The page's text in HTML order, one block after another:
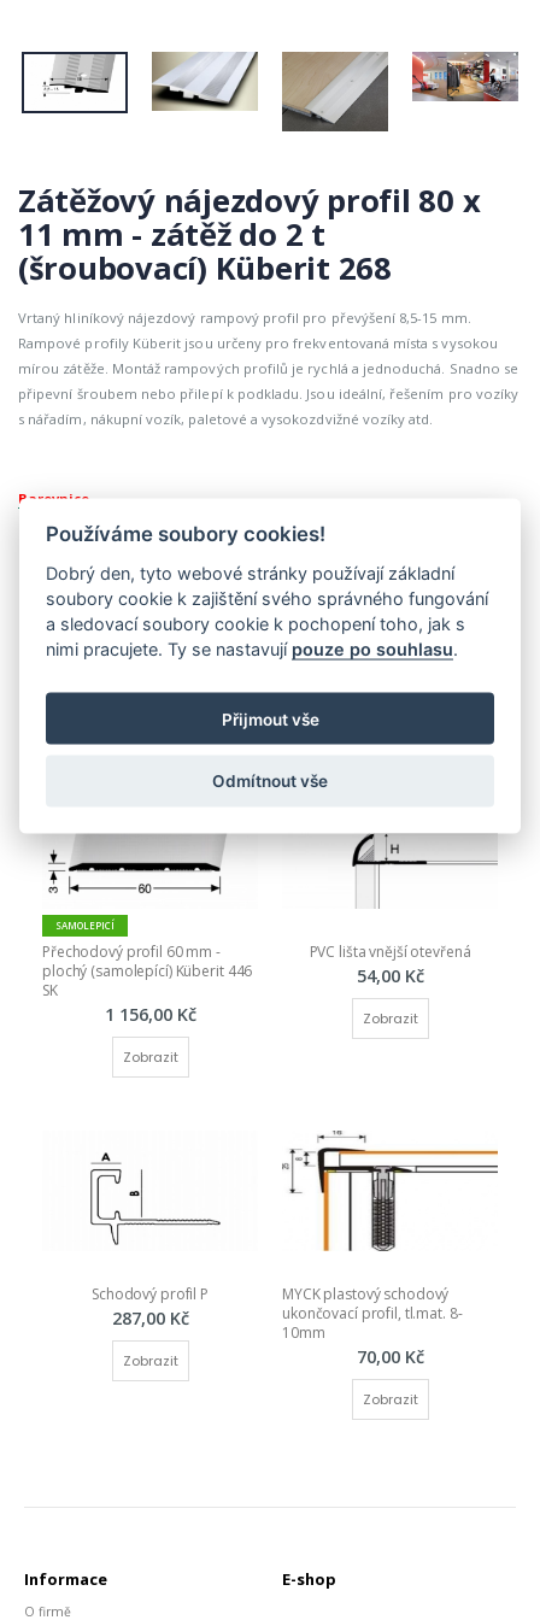
Zátěžový nájezdový profil 80 x
11 mm - zátěž do 2 t
(šroubovací) Küberit 268
Vrtaný hliníkový nájezdový rampový profil pro převýšení 8,5-15 mm.
Rampové profily Küberit jsou určeny pro frekventovaná místa s vysokou
mírou zátěže. Montáž rampových profilů je rychlá a jednoduchá. Snadno se
připevní šroubem nebo přilepí k podkladu. Jsou ideální, řešením pro vozíky
s nářadím, nákupní vozík, paletové a vysokozdvižné vozíky atd.
Barevnice
PŘIDAT DO KOŠÍKU
Nejnovější produkty
SAMOLEPICÍ
Přechodový profil 60 mm -
plochý (samolepící) Küberit 446
SK
1 156,00 Kč
Zobrazit
PVC lišta vnější otevřená
54,00 Kč
Zobrazit
Schodový profil P
287,00 Kč
Zobrazit
MYCK plastový schodový
ukončovací profil, tl.mat. 8-
10mm
70,00 Kč
Zobrazit
Informace
O firmě
E-shop
Používáme soubory cookies!
Dobrý den, tyto webové stránky používají základní
soubory cookie k zajištění svého správného fungování
a sledovací soubory cookie k pochopení toho, jak s
nimi pracujete. Ty se nastavují pouze po souhlasu.
Přijmout vše
Odmítnout vše